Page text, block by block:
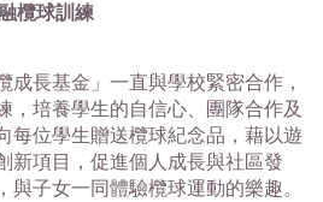
欖球訓練
成長基金」一直與學校緊密合作，
，培養學生的自信心、團隊合作及
每位學生贈送欖球紀念品，藉以遊
新項目，促進個人成長與社區發
與子女一同體驗欖球運動的樂趣。